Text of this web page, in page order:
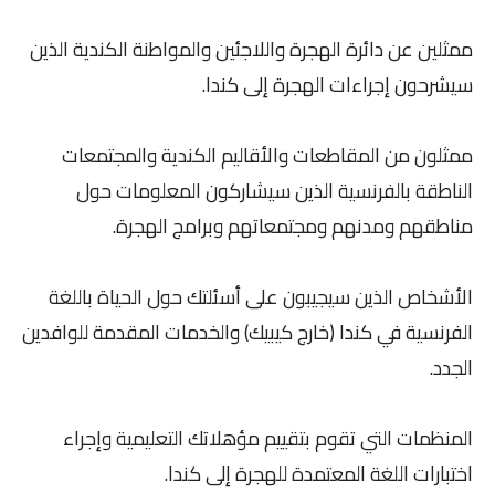
ممثلين عن دائرة الهجرة واللاجئين والمواطنة الكندية الذين
سيشرحون إجراءات الهجرة إلى كندا.
ممثلون من المقاطعات والأقاليم الكندية والمجتمعات
الناطقة بالفرنسية الذين سيشاركون المعلومات حول
مناطقهم ومدنهم ومجتمعاتهم وبرامج الهجرة.
الأشخاص الذين سيجيبون على أسئلتك حول الحياة باللغة
الفرنسية في كندا (خارج كيبيك) والخدمات المقدمة للوافدين
الجدد.
المنظمات التي تقوم بتقييم مؤهلاتك التعليمية وإجراء
اختبارات اللغة المعتمدة للهجرة إلى كندا.